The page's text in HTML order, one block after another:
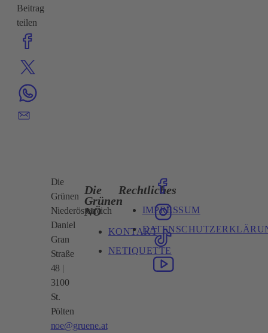
Beitrag
teilen
Die
Grünen
Niederösterreich
Daniel
Gran
Straße
48 |
3100
St.
Pölten
noe@gruene.at
Die
Grünen
NÖ
KONTAKT
NETIQUETTE
Rechtliches
IMPRESSUM